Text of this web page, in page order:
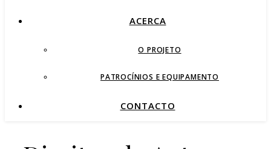
ACERCA
O PROJETO
PATROCÍNIOS E EQUIPAMENTO
CONTACTO